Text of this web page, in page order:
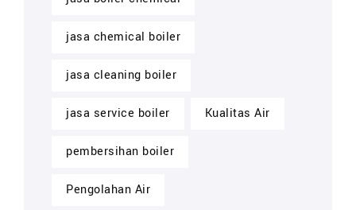
jasa chemical boiler
jasa cleaning boiler
jasa service boiler Kualitas Air
pembersihan boiler
Pengolahan Air